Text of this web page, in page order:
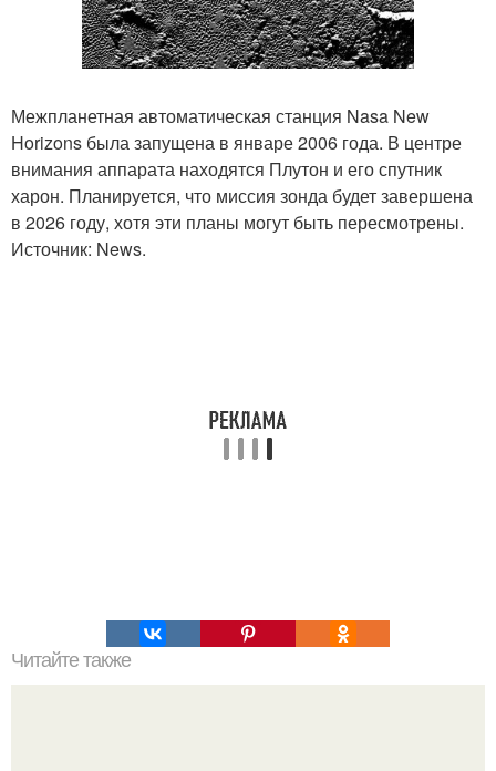
Межпланетная автоматическая станция Nasa New
Horizons была запущена в январе 2006 года. В центре
внимания аппарата находятся Плутон и его спутник
харон. Планируется, что миссия зонда будет завершена
в 2026 году, хотя эти планы могут быть пересмотрены.
Источник: News.
Читайте также